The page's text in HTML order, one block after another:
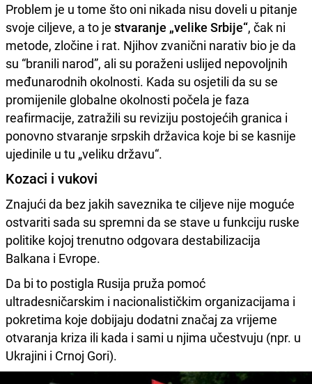
Problem je u tome što oni nikada nisu doveli u pitanje
svoje ciljeve, a to je stvaranje „velike Srbije“, čak ni
metode, zločine i rat. Njihov zvanični narativ bio je da
su “branili narod”, ali su poraženi uslijed nepovoljnih
međunarodnih okolnosti. Kada su osjetili da su se
promijenile globalne okolnosti počela je faza
reafirmacije, zatražili su reviziju postojećih granica i
ponovno stvaranje srpskih državica koje bi se kasnije
ujedinile u tu „veliku državu“.
Kozaci i vukovi
Znajući da bez jakih saveznika te ciljeve nije moguće
ostvariti sada su spremni da se stave u funkciju ruske
politike kojoj trenutno odgovara destabilizacija
Balkana i Evrope.
Da bi to postigla Rusija pruža pomoć
ultradesničarskim i nacionalističkim organizacijama i
pokretima koje dobijaju dodatni značaj za vrijeme
otvaranja kriza ili kada i sami u njima učestvuju (npr. u
Ukrajini i Crnoj Gori).